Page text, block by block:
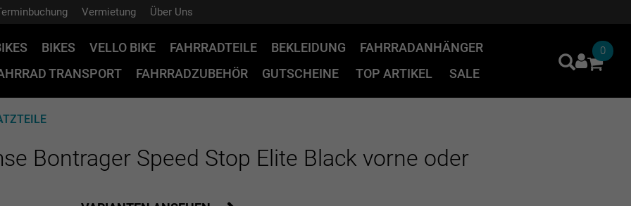
Vermietung Über Uns
BIKES VELLO BIKE FAHRRADTEILE BEKLEIDUNG
FAHRRADANHÄNGER
TRANSPORT
FAHRRADZUBEHÖR GUTSCHEINE TOP ARTIKEL SALE
0
Bontrager Speed Stop Elite Black vorne oder